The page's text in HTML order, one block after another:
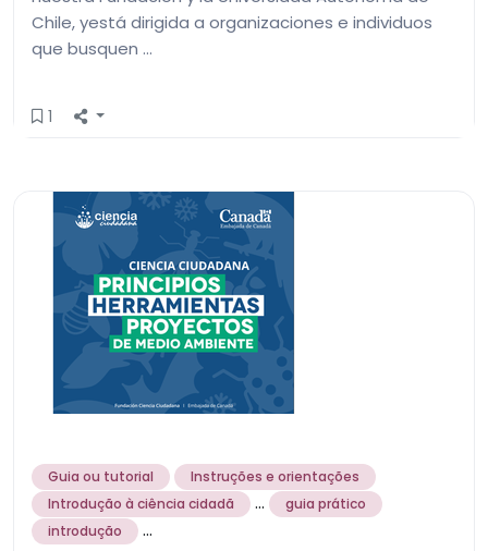
Chile, yestá dirigida a organizaciones e individuos
que busquen …
1
Guia ou tutorial
Instruções e orientações
Introdução à ciência cidadã
...
guia prático
introdução
...